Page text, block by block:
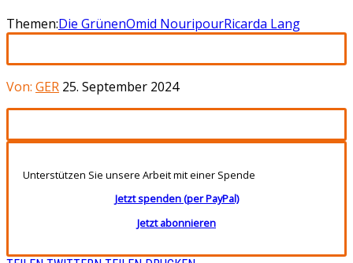
Themen:Die GrünenOmid NouripourRicarda Lang
Von: GER 25. September 2024
Unterstützen Sie unsere Arbeit mit einer Spende
Jetzt spenden (per PayPal)
Jetzt abonnieren